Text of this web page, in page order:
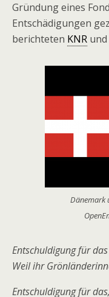
Gründung eines
Entschädigungen
berichteten KNR und
Dänemark
Entschuldigung für
Weil ihr
Entschuldigung für